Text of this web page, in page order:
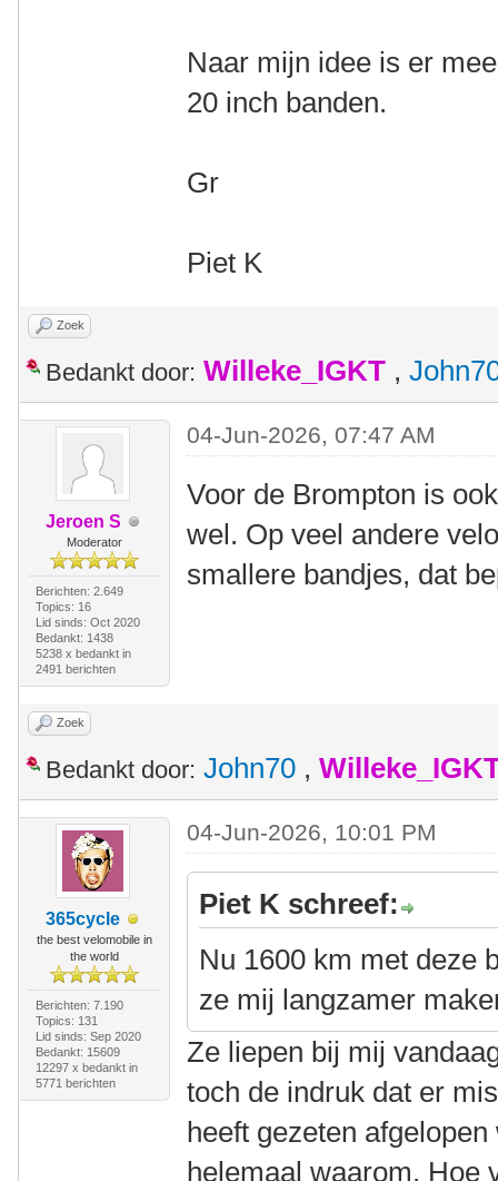
Naar mijn idee is er
20 inch banden.
Gr
Piet K
Zoek
Bedankt door: Willeke_IGKT ,
Jeroen S
Moderator
Berichten: 2.649
Topics: 16
Lid sinds: Oct 2020
Bedankt: 1438
5238 x bedankt in
2491 berichten
04-Jun-2026, 07:47 AM
Voor de Brompton is
wel. Op veel andere
smallere bandjes, dat
Zoek
Bedankt door: John70 ,
365cycle
the best velomobile in
the world
Berichten: 7.190
Topics: 131
Lid sinds: Sep 2020
Bedankt: 15609
12297 x bedankt in
5771 berichten
04-Jun-2026, 10:01 PM
Piet K schreef:
Nu 1600 km met deze
ze mij langzamer
Ze liepen bij mij
toch de indruk dat er
heeft gezeten
helemaal waarom. Hoe